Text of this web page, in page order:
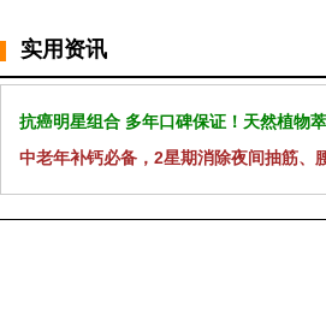
实用资讯
抗癌明星组合 多年口碑保证！天然植物
中老年补钙必备，2星期消除夜间抽筋、